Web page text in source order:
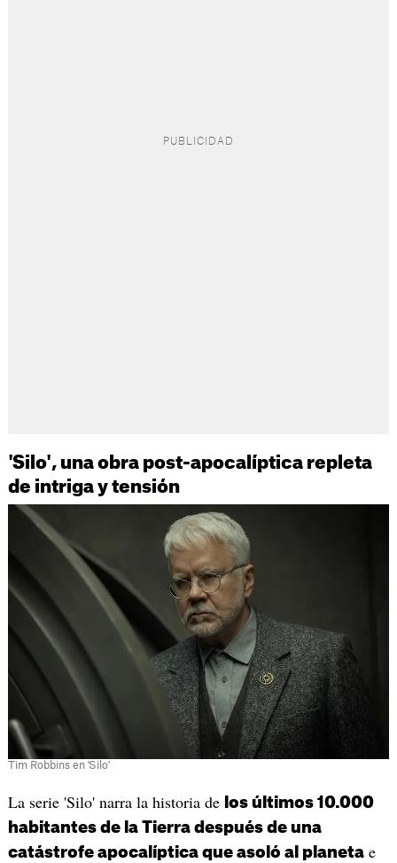
'Silo', una obra post-apocalíptica repleta
de intriga y tensión
Tim Robbins en 'Silo'
La serie 'Silo' narra la historia de los últimos 10.000
habitantes de la Tierra después de una
catástrofe apocalíptica que asoló al planetae